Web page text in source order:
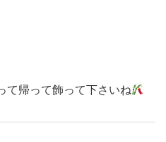
て帰って飾って下さいね